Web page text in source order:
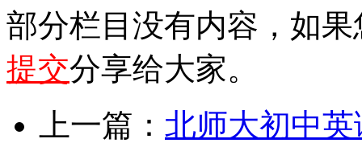
部分栏目没有内容，如
提交分享给大家。
上一篇： 北师大初中英